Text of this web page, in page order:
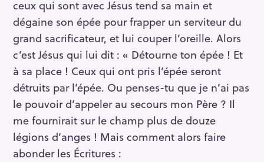
ceux qui sont avec Jésus tend sa main et
dégaine son épée pour frapper un serviteur du
grand sacrificateur, et lui couper l’oreille. Alors
c’est Jésus qui lui dit : « Détourne ton épée ! Et
à sa place ! Ceux qui ont pris l’épée seront
détruits par l’épée. Ou penses-tu que je n’ai pas
le pouvoir d’appeler au secours mon Père ? Il
me fournirait sur le champ plus de douze
légions d’anges ! Mais comment alors faire
abonder les Écritures :